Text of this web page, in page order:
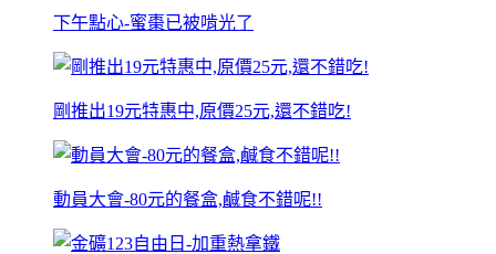
下午點心-蜜棗已被啃光了
剛推出19元特惠中,原價25元,還不錯吃!
動員大會-80元的餐盒,鹹食不錯呢!!